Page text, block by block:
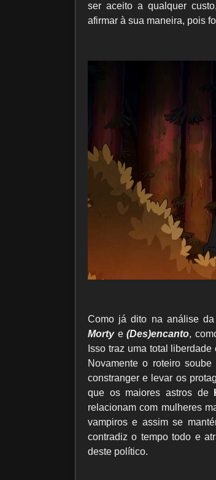
ser aceito a qualquer
afirmar à sua maneira, pois
Como já dito na análise
Mortye(Des)encanto,
Isso traz uma total liberdade
Novamente o roteiro
constranger e levar os
que os maiores astros de
relacionam com mulheres
vampiros e assim se
contradiz o tempo todo e
deste político.